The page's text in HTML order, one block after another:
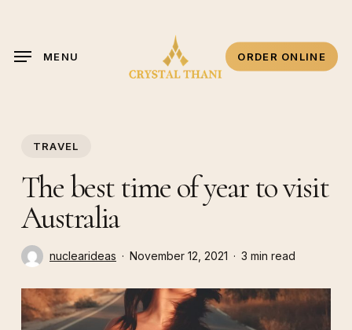
main
ORDER ONLINE
MENU
TRAVEL
The best time of year to visit
Australia
nuclearideas November 12, 2021 3 min read